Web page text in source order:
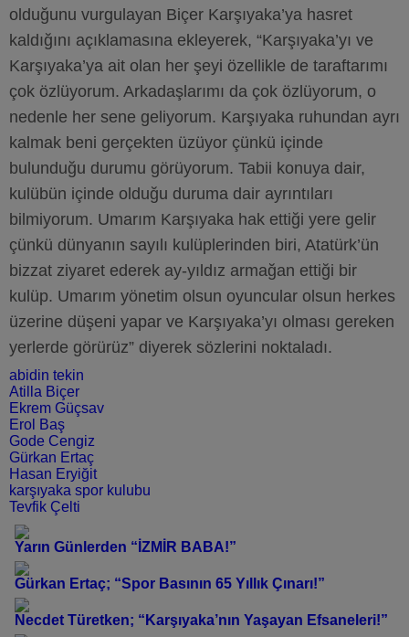
olduğunu vurgulayan Biçer Karşıyaka’ya hasret
kaldığını açıklamasına ekleyerek, “Karşıyaka’yı ve
Karşıyaka’ya ait olan her şeyi özellikle de taraftarımı
çok özlüyorum. Arkadaşlarımı da çok özlüyorum, o
nedenle her sene geliyorum. Karşıyaka ruhundan ayrı
kalmak beni gerçekten üzüyor çünkü içinde
bulunduğu durumu görüyorum. Tabii konuya dair,
kulübün içinde olduğu duruma dair ayrıntıları
bilmiyorum. Umarım Karşıyaka hak ettiği yere gelir
çünkü dünyanın sayılı kulüplerinden biri, Atatürk’ün
bizzat ziyaret ederek ay-yıldız armağan ettiği bir
kulüp. Umarım yönetim olsun oyuncular olsun herkes
üzerine düşeni yapar ve Karşıyaka’yı olması gereken
yerlerde görürüz” diyerek sözlerini noktaladı.
abidin tekin
Atilla Biçer
Ekrem Güçsav
Erol Baş
Gode Cengiz
Gürkan Ertaç
Hasan Eryiğit
karşıyaka spor kulubu
Tevfik Çelti
Yarın Günlerden “İZMİR BABA!”
Gürkan Ertaç; “Spor Basının 65 Yıllık Çınarı!”
Necdet Türetken; “Karşıyaka’nın Yaşayan Efsaneleri!”